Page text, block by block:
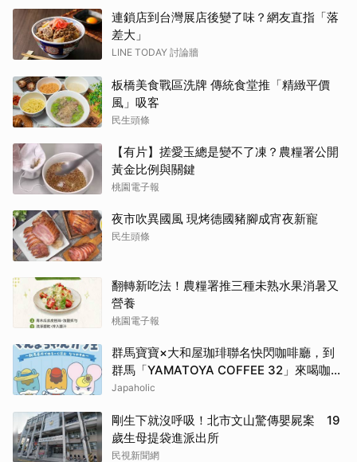
連鎖店到台灣展店後變了味？網友直指「落
差大」
LINE TODAY 討論牆
板橋美食戰區洗牌 傳統食堂推「精緻平價
風」吸客
民生頭條
【有片】搓愛玉總是變不了凍？農糧署公開
黃金比例與關鍵
桃園電子報
夜市吹異國風 現烤德國豬腳成宵夜新寵
民生頭條
翻轉新吃法！農糧署推三種未熟水果消暑又
營養
桃園電子報
群馬寶寶×大和屋珈琲聯名快閃咖啡廳，到
群馬「YAMATOYA COFFEE 32」來喝咖啡
吧
Japaholic
剛生下就沒呼吸！北市文山驚傳嬰屍案 19
歲生母提袋進派出所
民視新聞網